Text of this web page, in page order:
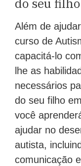
do seu
Além de
curso de
capacitá-lo
lhe as
necessários
do seu filho
você
ajudar no
autista,
comunicação